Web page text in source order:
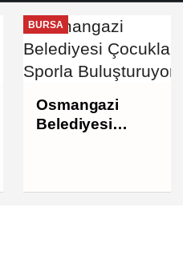
BURSA
Osmangazi
Belediyesi